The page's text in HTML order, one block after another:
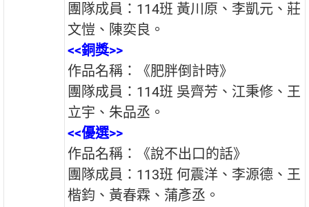
團隊成員：114班 黃川原、李凱元、莊
文愷、陳奕良。
<<銅獎>>
作品名稱：《肥胖倒計時》
團隊成員：114班 吳齊芳、江秉修、王
立宇、朱品丞。
<<優選>>
作品名稱：《說不出口的話》
團隊成員：113班 何震洋、李源德、王
楷鈞、黃春霖、蒲彥丞。